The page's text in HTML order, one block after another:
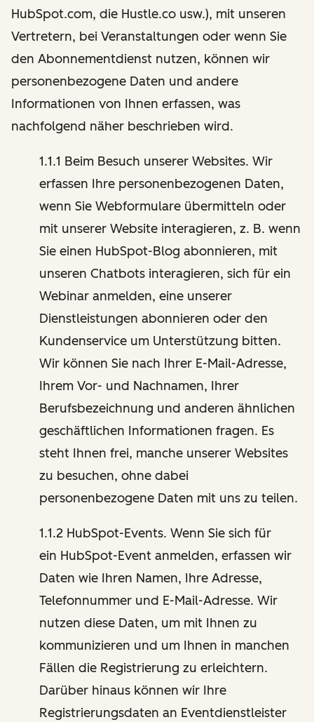
HubSpot.com, die Hustle.co usw.), mit unseren
Vertretern, bei Veranstaltungen oder wenn Sie
den Abonnementdienst nutzen, können wir
personenbezogene Daten und andere
Informationen von Ihnen erfassen, was
nachfolgend näher beschrieben wird.
1.1.1 Beim Besuch unserer Websites. Wir
erfassen Ihre personenbezogenen Daten,
wenn Sie Webformulare übermitteln oder
mit unserer Website interagieren, z. B. wenn
Sie einen HubSpot-Blog abonnieren, mit
unseren Chatbots interagieren, sich für ein
Webinar anmelden, eine unserer
Dienstleistungen abonnieren oder den
Kundenservice um Unterstützung bitten.
Wir können Sie nach Ihrer E-Mail-Adresse,
Ihrem Vor- und Nachnamen, Ihrer
Berufsbezeichnung und anderen ähnlichen
geschäftlichen Informationen fragen. Es
steht Ihnen frei, manche unserer Websites
zu besuchen, ohne dabei
personenbezogene Daten mit uns zu teilen.
1.1.2 HubSpot-Events. Wenn Sie sich für
ein HubSpot-Event anmelden, erfassen wir
Daten wie Ihren Namen, Ihre Adresse,
Telefonnummer und E-Mail-Adresse. Wir
nutzen diese Daten, um mit Ihnen zu
kommunizieren und um Ihnen in manchen
Fällen die Registrierung zu erleichtern.
Darüber hinaus können wir Ihre
Registrierungsdaten an Eventdienstleister